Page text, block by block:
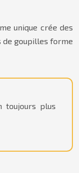
unique crée des
de goupilles forme
toujours plus